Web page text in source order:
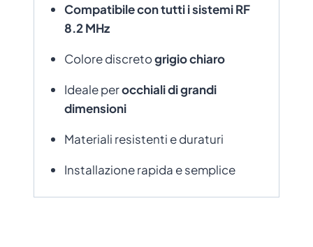
Compatibile con tutti i sistemi RF
8.2 MHz
Colore discretogrigio chiaro
Ideale perocchiali di grandi
dimensioni
Materiali resistenti e duraturi
Installazione rapida e semplice